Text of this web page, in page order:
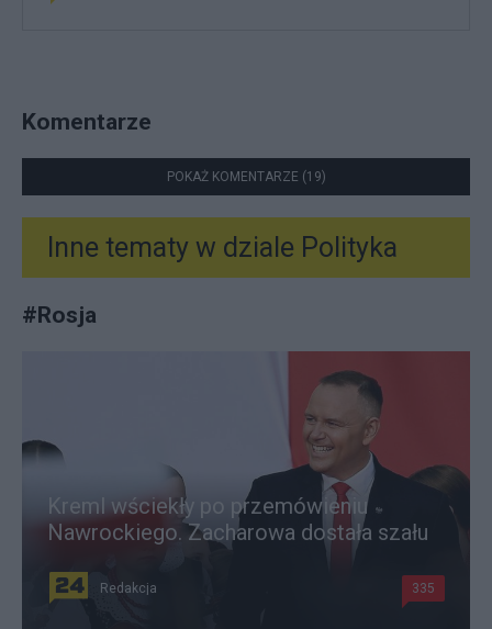
Komentarze
POKAŻ KOMENTARZE (19)
Inne tematy w dziale Polityka
#Rosja
Kreml wściekły po przemówieniu
Nawrockiego. Zacharowa dostała szału
Redakcja 335